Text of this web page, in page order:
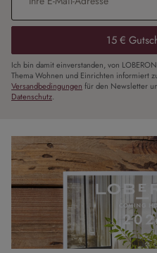
15 €
Ich bin damit einverstanden, von
Thema Wohnen und Einrichten informiert
Versandbedingungen für den Newsletter
Datenschutz.